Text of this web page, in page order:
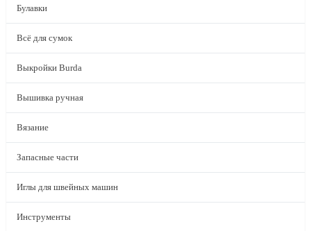
Булавки
Всё для сумок
Выкройки Burda
Вышивка ручная
Вязание
Запасные части
Иглы для швейных машин
Инструменты